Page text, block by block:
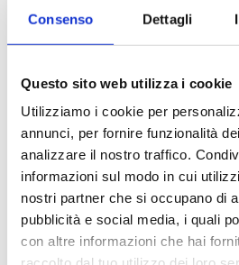
Consenso Dettagli
Questo sito web utilizza i cookie
Utilizziamo i cookie per
annunci, per fornire funzionalità
analizzare il nostro traffico.
informazioni sul modo in cui
nostri partner che si occupano di
pubblicità e social media, i quali
con altre informazioni che hai
FAQ